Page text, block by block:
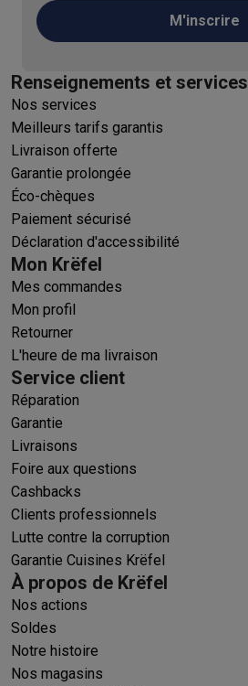
M'inscrire
Renseignements et services
Nos services
Meilleurs tarifs garantis
Livraison offerte
Garantie prolongée
Éco-chèques
Paiement sécurisé
Déclaration d'accessibilité
Mon Krëfel
Mes commandes
Mon profil
Retourner
L'heure de ma livraison
Service client
Réparation
Garantie
Livraisons
Foire aux questions
Cashbacks
Clients professionnels
Lutte contre la corruption
Garantie Cuisines Krëfel
À propos de Krëfel
Nos actions
Soldes
Notre histoire
Nos magasins